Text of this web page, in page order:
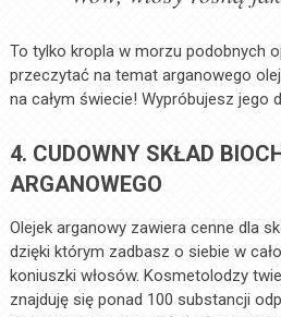
To tylko kropla w morzu podobnych
przeczytać na temat arganowego
na całym świecie! Wypróbujesz jego
4. CUDOWNY SKŁAD
ARGANOWEGO
Olejek arganowy zawiera cenne dla
dzięki którym zadbasz o siebie w
koniuszki włosów. Kosmetolodzy
znajduję się ponad 100 substancji